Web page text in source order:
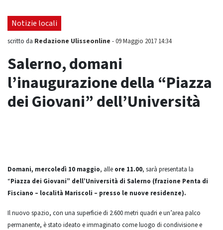
Notizie locali
scritto da Redazione Ulisseonline -09 Maggio 2017 14:34
Salerno, domani
l’inaugurazione della “Piazza
dei Giovani” dell’Università
Domani, mercoledì 10 maggio, alle ore 11.00, sarà presentata la
“Piazza dei Giovani” dell’Università di Salerno (frazione Penta di
Fisciano – località Mariscoli – presso le nuove residenze).
Il nuovo spazio, con una superficie di 2.600 metri quadri e un’area palco
permanente, è stato ideato e immaginato come luogo di condivisione e